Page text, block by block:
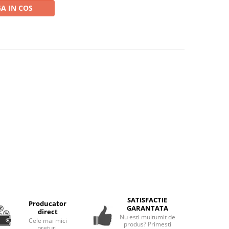
IN COS
Producator
direct
Cele mai mici
SATISFACTIE
GARANTATA
Nu esti multumit de
produs? Primesti